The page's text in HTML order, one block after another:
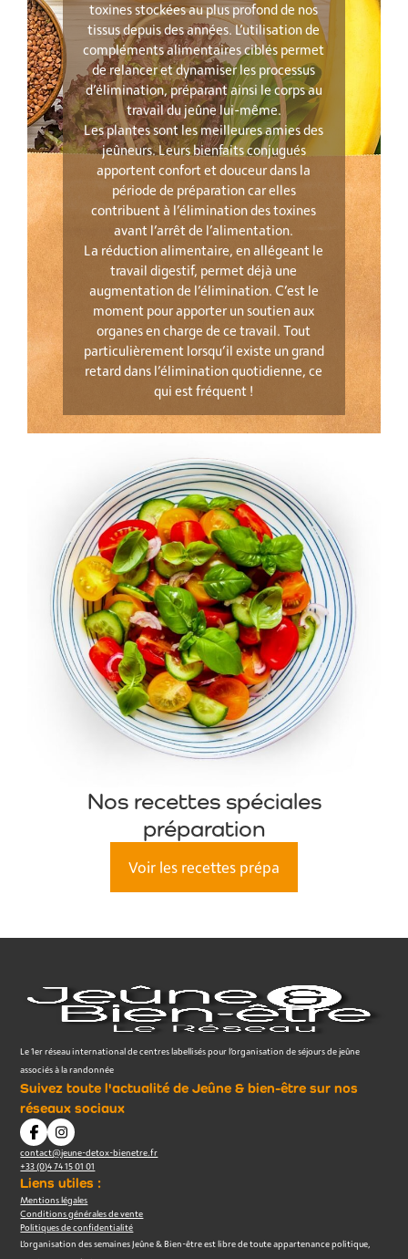
toxines stockées au plus profond de nos
tissus depuis des années. L’utilisation de
compléments alimentaires ciblés permet
de relancer et dynamiser les processus
d’élimination, préparant ainsi le corps au
travail du jeûne lui-même.
Les plantes sont les meilleures amies des
jeûneurs. Leurs bienfaits conjugués
apportent confort et douceur dans la
période de préparation car elles
contribuent à l’élimination des toxines
avant l’arrêt de l’alimentation.
La réduction alimentaire, en allégeant le
travail digestif, permet déjà une
augmentation de l’élimination. C’est le
moment pour apporter un soutien aux
organes en charge de ce travail. Tout
particulièrement lorsqu’il existe un grand
retard dans l’élimination quotidienne, ce
qui est fréquent !
Nos recettes spéciales
préparation
Voir les recettes prépa
Le 1er réseau international de centres labellisés pour l’organisation de séjours de jeûne
associés à la randonnée
Suivez toute l'actualité de Jeûne & bien-être sur nos
réseaux sociaux
contact@jeune-detox-bienetre.fr
+33 (0)4 74 15 01 01
Liens utiles :
Mentions légales
Conditions générales de vente
Politiques de confidentialité
L’organisation des semaines Jeûne & Bien-être est libre de toute appartenance politique,